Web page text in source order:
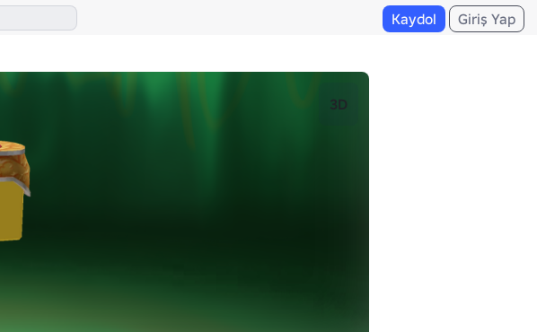
Kaydol Giriş Yap
3D